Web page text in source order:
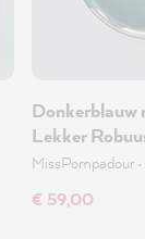
Donkerblauw
Lekker
MissPompadour •
€ 59,00